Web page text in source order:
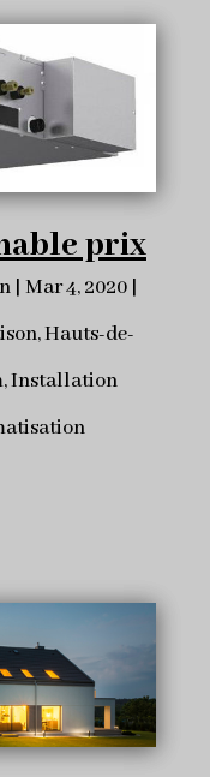
prix
|Mar 4, 2020
,Hauts-de-
,Installation